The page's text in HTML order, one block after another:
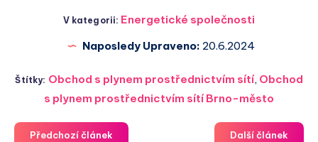
V kategorii: Energetické společnosti
Naposledy Upraveno: 20.6.2024
Štítky: Obchod s plynem prostřednictvím sítí, Obchod
s plynem prostřednictvím sítí Brno-město
Předchozí článek Další článek